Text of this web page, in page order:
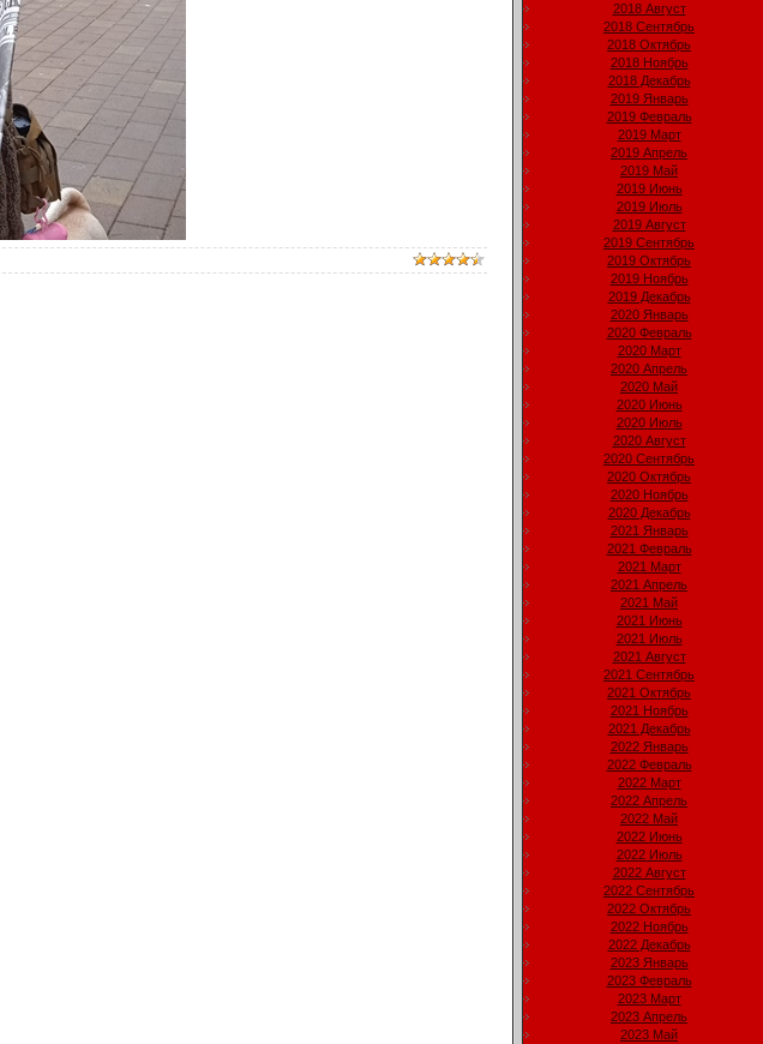
2018 Август
2018 Сентябрь
2018 Октябрь
2018 Ноябрь
2018 Декабрь
2019 Январь
2019 Февраль
2019 Март
2019 Апрель
2019 Май
2019 Июнь
2019 Июль
2019 Август
2019 Сентябрь
2019 Октябрь
2019 Ноябрь
2019 Декабрь
2020 Январь
2020 Февраль
2020 Март
2020 Апрель
2020 Май
2020 Июнь
2020 Июль
2020 Август
2020 Сентябрь
2020 Октябрь
2020 Ноябрь
2020 Декабрь
2021 Январь
2021 Февраль
2021 Март
2021 Апрель
2021 Май
2021 Июнь
2021 Июль
2021 Август
2021 Сентябрь
2021 Октябрь
2021 Ноябрь
2021 Декабрь
2022 Январь
2022 Февраль
2022 Март
2022 Апрель
2022 Май
2022 Июнь
2022 Июль
2022 Август
2022 Сентябрь
2022 Октябрь
2022 Ноябрь
2022 Декабрь
2023 Январь
2023 Февраль
2023 Март
2023 Апрель
2023 Май